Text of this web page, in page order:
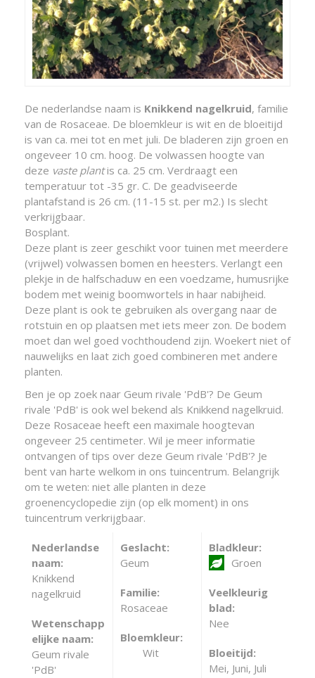
De nederlandse naam is Knikkend nagelkruid, familie
van de Rosaceae. De bloemkleur is wit en de bloeitijd
is van ca. mei tot en met juli. De bladeren zijn groen en
ongeveer 10 cm. hoog. De volwassen hoogte van
deze vaste plantis ca. 25 cm. Verdraagt een
temperatuur tot -35 gr. C. De geadviseerde
plantafstand is 26 cm. (11-15 st. per m2.) Is slecht
verkrijgbaar.
Bosplant.
Deze plant is zeer geschikt voor tuinen met meerdere
(vrijwel) volwassen bomen en heesters. Verlangt een
plekje in de halfschaduw en een voedzame, humusrijke
bodem met weinig boomwortels in haar nabijheid.
Deze plant is ook te gebruiken als overgang naar de
rotstuin en op plaatsen met iets meer zon. De bodem
moet dan wel goed vochthoudend zijn. Woekert niet of
nauwelijks en laat zich goed combineren met andere
planten.
Ben je op zoek naar Geum rivale 'PdB'? De Geum
rivale 'PdB' is ook wel bekend als Knikkend nagelkruid.
Deze Rosaceae heeft een maximale hoogtevan
ongeveer 25 centimeter. Wil je meer informatie
ontvangen of tips over deze Geum rivale 'PdB'? Je
bent van harte welkom in ons tuincentrum. Belangrijk
om te weten: niet alle planten in deze
groenencyclopedie zijn (op elk moment) in ons
tuincentrum verkrijgbaar.
Nederlandse
naam:
Knikkend
nagelkruid
Wetenschapp
elijke naam:
Geum rivale
'PdB'
Geslacht:
Geum
Familie:
Rosaceae
Bloemkleur:
Wit
Bladkleur:
Groen
Veelkleurig
blad:
Nee
Bloeitijd:
Mei, Juni, Juli